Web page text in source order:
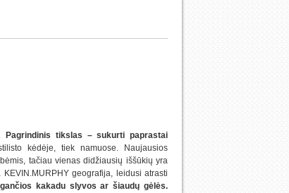
Pagrindinis tikslas – sukurti paprastai
kėdėje, tiek namuose. Naujausios
tačiau vienas didžiausių iššūkių yra
geografija, leidusi atrasti
kakadu slyvos ar šiaudų gėlės.